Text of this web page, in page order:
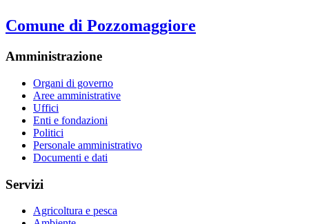
Comune di Pozzomaggiore
Amministrazione
Organi di governo
Aree amministrative
Uffici
Enti e fondazioni
Politici
Personale amministrativo
Documenti e dati
Servizi
Agricoltura e pesca